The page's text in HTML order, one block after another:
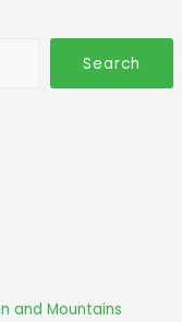
Search
and Mountains